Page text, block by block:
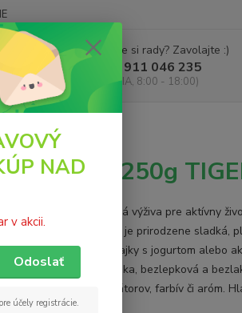
Neviete si rady? Zavolajte :)
+421 911 046 235
(PO - PIA, 8:00 - 18:00)
250g TIGERNUT
sirupom 250g
Prírodná výživa pre aktívny
orecha je prirodzene sladká,
na raňajky s jogurtom alebo
vegánska, bezlepková a
emulgátorov, farbív či aróm.
NAD
v akcii.
Odoslať
pre účely registrácie.